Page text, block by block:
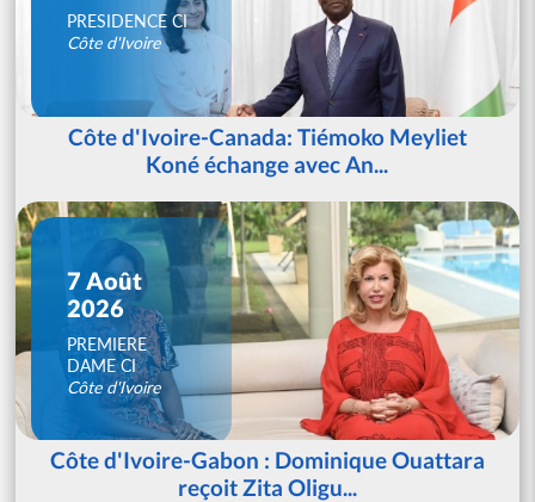
PRESIDENCE CI
Côte d'Ivoire
Côte d'Ivoire-Canada: Tiémoko Meyliet
Koné échange avec An...
7 Août
2026
PREMIERE
DAME CI
Côte d'Ivoire
Côte d'Ivoire-Gabon : Dominique Ouattara
reçoit Zita Oligu...